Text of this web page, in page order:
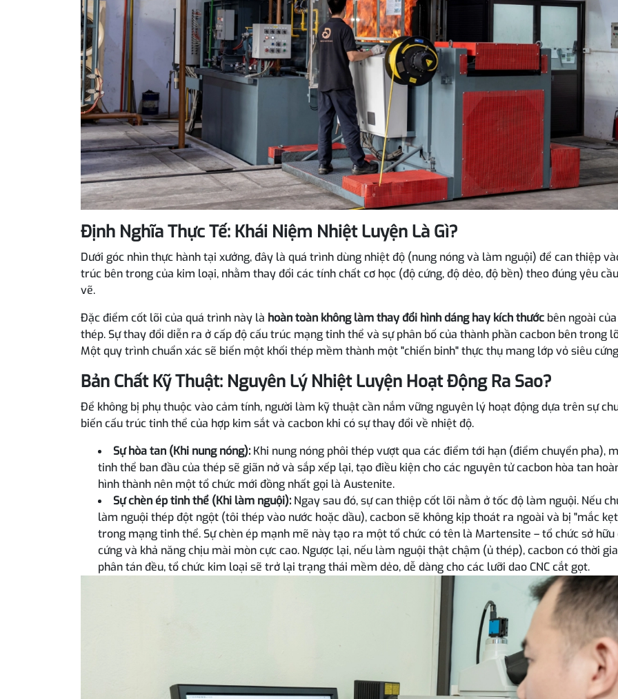
Định Nghĩa Thực Tế: Khái Niệm Nhiệt Luyện Là Gì?
Dưới góc nhìn thực hành tại xưởng, đây là quá trình dùng nhiệt độ (nung nóng và làm nguội) để can thiệp
trúc bên trong của kim loại, nhằm thay đổi các tính chất cơ học (độ cứng, độ dẻo, độ bền) theo đúng yêu
vẽ.
Đặc điểm cốt lõi của quá trình này là hoàn toàn không làm thay đổi hình dáng hay kích thước bên ngoài
thép. Sự thay đổi diễn ra ở cấp độ cấu trúc mạng tinh thể và sự phân bố của thành phần cacbon bên trong
Một quy trình chuẩn xác sẽ biến một khối thép mềm thành một "chiến binh" thực thụ mang lớp vỏ siêu
Bản Chất Kỹ Thuật: Nguyên Lý Nhiệt Luyện Hoạt Động Ra Sao?
Để không bị phụ thuộc vào cảm tính, người làm kỹ thuật cần nắm vững nguyên lý hoạt động dựa trên sự
biến cấu trúc tinh thể của hợp kim sắt và cacbon khi có sự thay đổi về nhiệt độ.
Sự hòa tan (Khi nung nóng): Khi nung nóng phôi thép vượt qua các điểm tới hạn (điểm chuyển pha),
tinh thể ban đầu của thép sẽ giãn nở và sắp xếp lại, tạo điều kiện cho các nguyên tử cacbon hòa tan
hình thành nên một tổ chức mới đồng nhất gọi là Austenite.
Sự chèn ép tinh thể (Khi làm nguội): Ngay sau đó, sự can thiệp cốt lõi nằm ở tốc độ làm nguội. Nếu
làm nguội thép đột ngột (tôi thép vào nước hoặc dầu), cacbon sẽ không kịp thoát ra ngoài và bị "mắc
trong mạng tinh thể. Sự chèn ép mạnh mẽ này tạo ra một tổ chức có tên là Martensite – tổ chức sở hữu
cứng và khả năng chịu mài mòn cực cao. Ngược lại, nếu làm nguội thật chậm (ủ thép), cacbon có thời
phân tán đều, tổ chức kim loại sẽ trở lại trạng thái mềm dẻo, dễ dàng cho các lưỡi dao CNC cắt gọt.